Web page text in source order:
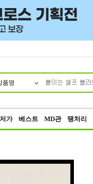
품명
가 베스트 MD관 땡처리